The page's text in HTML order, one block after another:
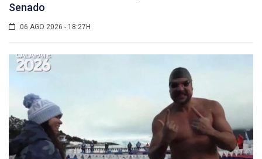
Senado
06 AGO 2026 - 18:27H